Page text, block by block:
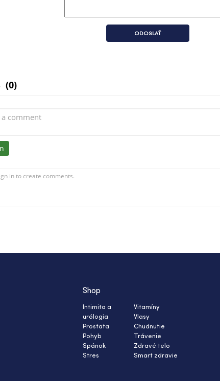
ODOSLAŤ
Shop
Intimita a
urólogia
Prostata
Pohyb
Spánok
Stres
Vitamíny
Vlasy
Chudnutie
Trávenie
Zdravé telo
Smart zdravie